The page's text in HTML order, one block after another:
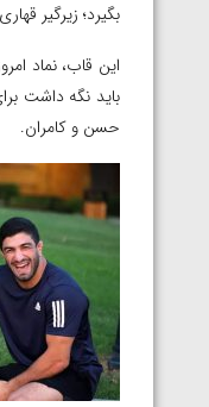
بگیرد؛ زیرگیر
این قاب، نماد
باید نگه داشت
حسن و کامران.
امین میرزازاده